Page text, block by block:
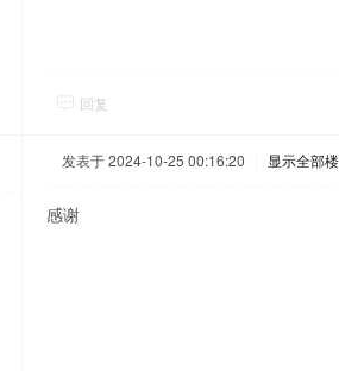
回复
发表于 2024-10-25 00:16:20 显示全部
感谢